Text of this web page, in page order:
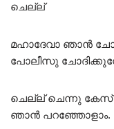
ചെല്ല്‌
മഹാദേവാ ഞാൻ
പോലീസു
ചെല്ല് ചെന്നു
ഞാൻ പറഞ്ഞോളാം.